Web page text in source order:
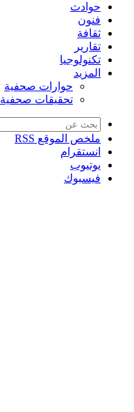
حوادث
فنون
ثقافة
تقارير
تكنولوجيا
المزيد
حوارات صحفية
تحقيقات صحفية
ملخص الموقع RSS
انستقرام
يوتيوب
فيسبوك